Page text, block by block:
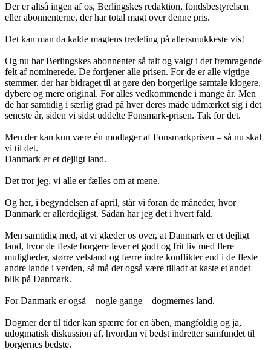
Der er altså ingen af os, Berlingskes redaktion, fondsbestyrelsen
eller abonnenterne, der har total magt over denne pris.
Det kan man da kalde magtens tredeling på allersmukkeste vis!
Og nu har Berlingskes abonnenter så talt og valgt i det fremragende
felt af nominerede. De fortjener alle prisen. For de er alle vigtige
stemmer, der har bidraget til at gøre den borgerlige samtale klogere,
dybere og mere original. For alles vedkommende i mange år. Men
de har samtidig i særlig grad på hver deres måde udmærket sig i det
seneste år, siden vi sidst uddelte Fonsmark-prisen. Tak for det.
Men der kan kun være én modtager af Fonsmarkprisen – så nu skal
vi til det.
Danmark er et dejligt land.
Det tror jeg, vi alle er fælles om at mene.
Og her, i begyndelsen af april, står vi foran de måneder, hvor
Danmark er allerdejligst. Sådan har jeg det i hvert fald.
Men samtidig med, at vi glæder os over, at Danmark er et dejligt
land, hvor de fleste borgere lever et godt og frit liv med flere
muligheder, større velstand og færre indre konflikter end i de fleste
andre lande i verden, så må det også være tilladt at kaste et andet
blik på Danmark.
For Danmark er også – nogle gange – dogmernes land.
Dogmer der til tider kan spærre for en åben, mangfoldig og ja,
udogmatisk diskussion af, hvordan vi bedst indretter samfundet til
borgernes bedste.